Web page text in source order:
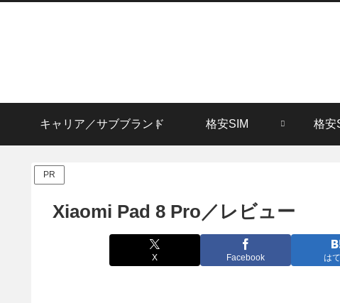
キャリア／サブブランド 格安SIM 格安
PR
Xiaomi Pad 8 Pro／レビュー
X Facebook は